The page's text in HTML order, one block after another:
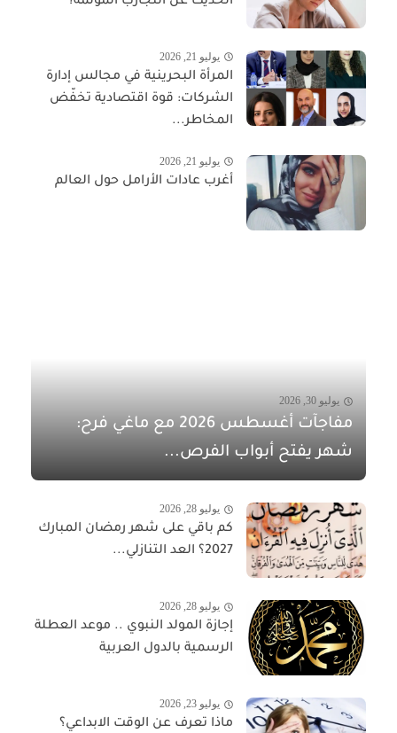
يوليو 21, 2026
المرأة البحرينية في مجالس إدارة
الشركات: قوة اقتصادية تخفّض
المخاطر...
يوليو 21, 2026
أغرب عادات الأرامل حول العالم
يوليو 30, 2026
مفاجآت أغسطس 2026 مع ماغي فرح:
شهر يفتح أبواب الفرص...
يوليو 28, 2026
كم باقي على شهر رمضان المبارك
2027؟ العد التنازلي...
يوليو 28, 2026
إجازة المولد النبوي .. موعد العطلة
الرسمية بالدول العربية
يوليو 23, 2026
ماذا تعرف عن الوقت الابداعي؟